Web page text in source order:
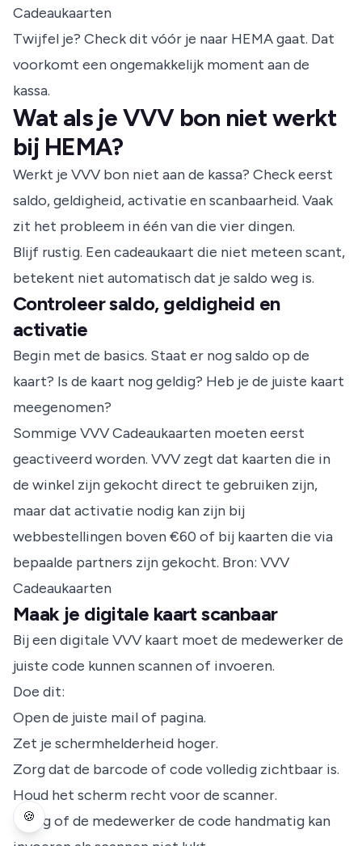
Cadeaukaarten
Twijfel je? Check dit vóór je naar HEMA gaat. Dat
voorkomt een ongemakkelijk moment aan de
kassa.
Wat als je VVV bon niet werkt
bij HEMA?
Werkt je VVV bon niet aan de kassa? Check eerst
saldo, geldigheid, activatie en scanbaarheid. Vaak
zit het probleem in één van die vier dingen.
Blijf rustig. Een cadeaukaart die niet meteen scant,
betekent niet automatisch dat je saldo weg is.
Controleer saldo, geldigheid en
activatie
Begin met de basics. Staat er nog saldo op de
kaart? Is de kaart nog geldig? Heb je de juiste kaart
meegenomen?
Sommige VVV Cadeaukaarten moeten eerst
geactiveerd worden. VVV zegt dat kaarten die in
de winkel zijn gekocht direct te gebruiken zijn,
maar dat activatie nodig kan zijn bij
webbestellingen boven €60 of bij kaarten die via
bepaalde partners zijn gekocht. Bron: VVV
Cadeaukaarten
Maak je digitale kaart scanbaar
Bij een digitale VVV kaart moet de medewerker de
juiste code kunnen scannen of invoeren.
Doe dit:
Open de juiste mail of pagina.
Zet je schermhelderheid hoger.
Zorg dat de barcode of code volledig zichtbaar is.
Houd het scherm recht voor de scanner.
Vraag of de medewerker de code handmatig kan
🍪